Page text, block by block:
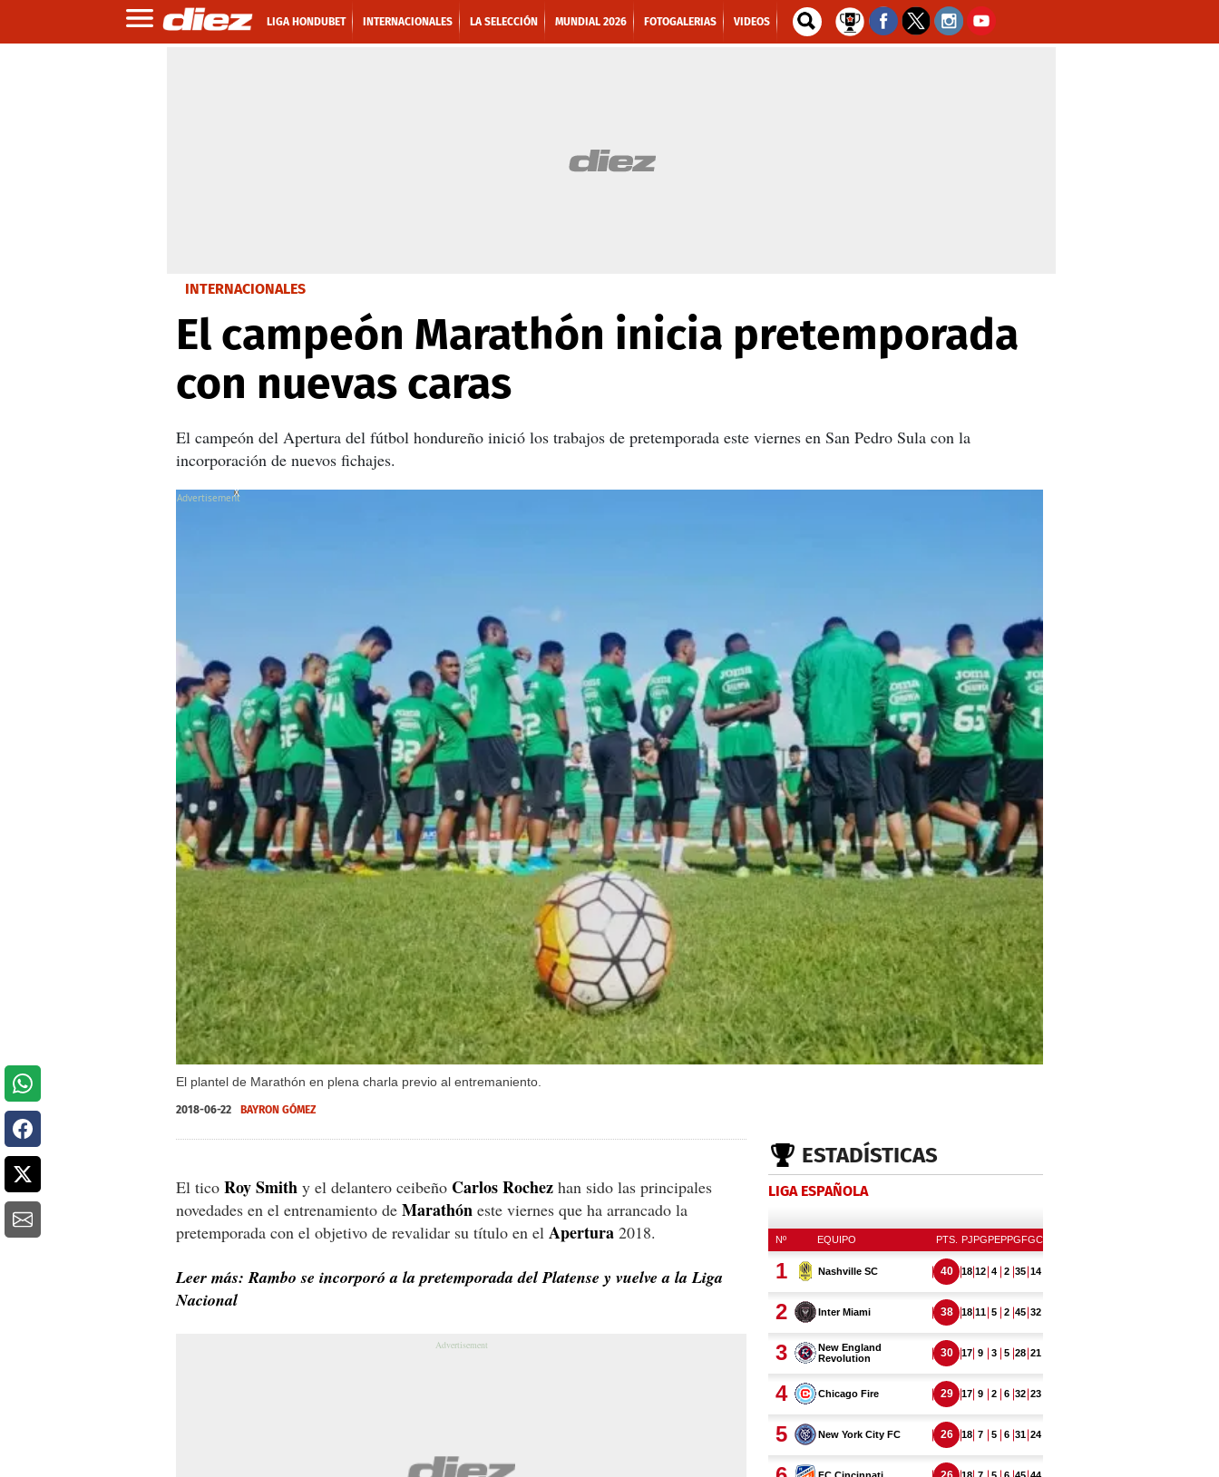
LIGA HONDUBET INTERNACIONALES LA SELECCIÓN MUNDIAL 2026 FOTOGALERIAS VIDEOS
INTERNACIONALES
El campeón Marathón inicia pretemporada
con nuevas caras
El campeón del Apertura del fútbol hondureño inició los trabajos de pretemporada este viernes en San Pedro Sula con la
incorporación de nuevos fichajes.
El plantel de Marathón en plena charla previo al entremaniento.
X
2018-06-22 BAYRON GÓMEZ
El tico RoySmith y el delantero ceibeño CarlosRochez han sido las principales
novedades en el entrenamiento de Marathón este viernes que ha arrancado la
pretemporada con el objetivo de revalidar su título en el Apertura 2018.
Leer más: Rambo se incorporó a la pretemporada del Platense y vuelve a la Liga
Nacional
ESTADÍSTICAS
LIGA ESPAÑOLA